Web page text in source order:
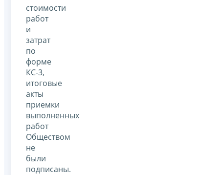
стоимости
работ
и
затрат
по
форме
КС-3,
итоговые
акты
приемки
выполненных
работ
Обществом
не
были
подписаны.